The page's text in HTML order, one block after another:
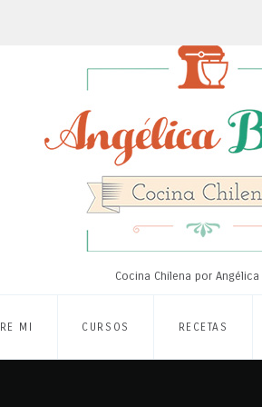
Cocina Chilena por Angélica
MI CURSOS RECETAS